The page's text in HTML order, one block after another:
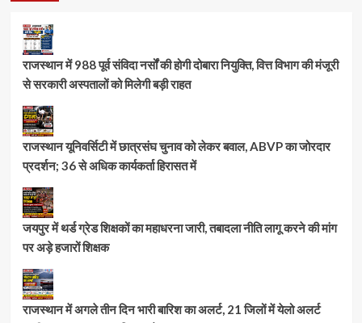
राजस्थान में 988 पूर्व संविदा नर्सों की होगी दोबारा नियुक्ति, वित्त विभाग की मंजूरी
से सरकारी अस्पतालों को मिलेगी बड़ी राहत
राजस्थान यूनिवर्सिटी में छात्रसंघ चुनाव को लेकर बवाल, ABVP का जोरदार
प्रदर्शन; 36 से अधिक कार्यकर्ता हिरासत में
जयपुर में थर्ड ग्रेड शिक्षकों का महाधरना जारी, तबादला नीति लागू करने की मांग
पर अड़े हजारों शिक्षक
राजस्थान में अगले तीन दिन भारी बारिश का अलर्ट, 21 जिलों में येलो अलर्ट